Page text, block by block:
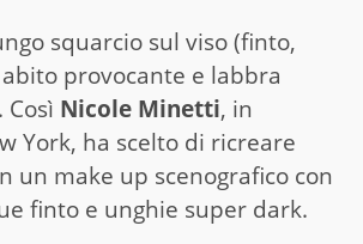
squarcio sul viso (finto,
provocante e labbra
Così Nicole Minetti, in
York, ha scelto di ricreare
un make up scenografico con
finto e unghie super dark.